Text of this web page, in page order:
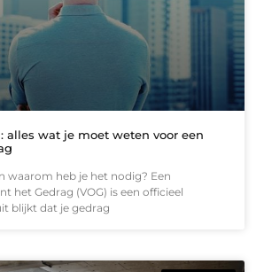
alles wat je moet weten voor een
waarom heb je het nodig? Een
het Gedrag (VOG) is een officieel
blijkt dat je gedrag